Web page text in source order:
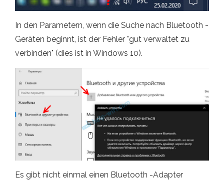
In den Parametern, wenn die Suche nach Bluetooth -
Geräten beginnt, ist der Fehler "gut verwaltet zu
verbinden" (dies ist in Windows 10).
Es gibt nicht einmal einen Bluetooth -Adapter